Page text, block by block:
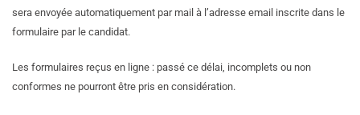
sera envoyée automatiquement par mail à l’adresse email inscrite dans le
formulaire par le candidat.
Les formulaires reçus en ligne : passé ce délai, incomplets ou non
conformes ne pourront être pris en considération.